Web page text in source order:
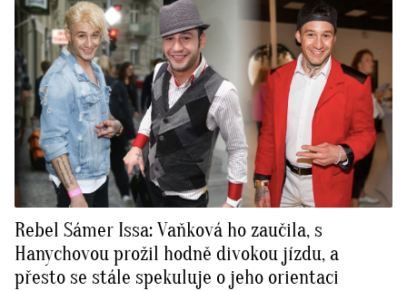
Rebel Sámer Issa: Vaňková ho zaučila, s
Hanychovou prožil hodně divokou jízdu, a
přesto se stále spekuluje o jeho orientaci